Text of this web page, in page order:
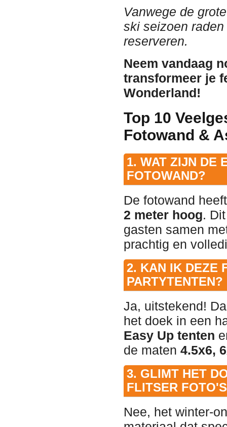
Vanwege de
ski seizoen
reserveren.
Neem vandaag
transformeer je
Wonderland!
Top 10
Fotowand &
1. WAT ZIJN DE
FOTOWAND?
De fotowand
2 meter hoog.
gasten samen
prachtig en
2. KAN IK DEZE
PARTYTENTEN?
Ja, uitstekend!
het doek in een
Easy Up tenten
de maten 4.5x6,
3. GLIMT HET
FLITSER
Nee, het winter-